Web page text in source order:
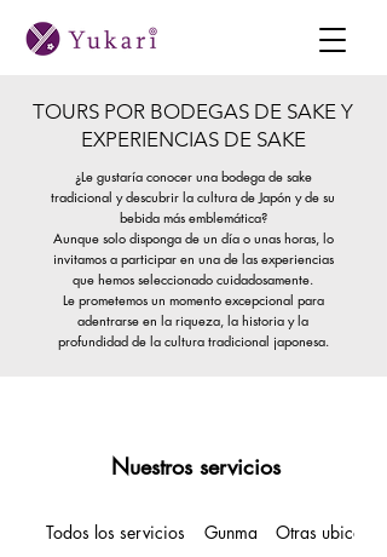
TOURS POR BODEGAS DE SAKE Y
EXPERIENCIAS DE SAKE
¿Le gustaría conocer una bodega de sake
tradicional y descubrir la cultura de Japón y de su
bebida más emblemática?
Aunque solo disponga de un día o unas horas, lo
invitamos a participar en una de las experiencias
que hemos seleccionado cuidadosamente.
Le prometemos un momento excepcional para
adentrarse en la riqueza, la historia y la
profundidad de la cultura tradicional japonesa.
Nuestros servicios
Todos los servicios Gunma Otras